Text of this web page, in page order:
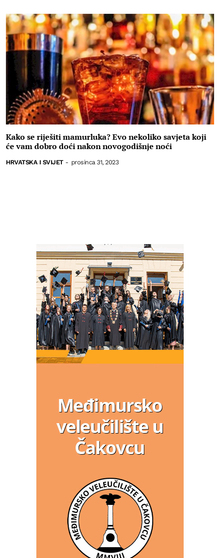
Kako se riješiti mamurluka? Evo nekoliko savjeta koji
će vam dobro doći nakon novogodišnje noći
HRVATSKA I SVIJET - prosinca 31, 2023